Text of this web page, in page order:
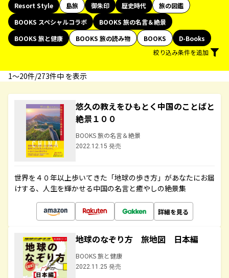
Resort Style
島旅 御朱印 歴史時代
旅の図鑑
BOOKS スペシャルコラボ
BOOKS 旅の名言＆絶景
BOOKS 旅と健康
BOOKS 旅の読み物 BOOKS
D-Books
絞り込み条件を追加
1〜20件/273件中 を表示
悠久の教えをひもとく中国のことばと
絶景１００
BOOKS 旅の名言＆絶景
2022.12.15 発売
世界を４０年以上歩いてきた「地球の歩き方」があなたにお届
けする、人生を輝かせる中国の名言と癒やしの絶景集
詳細を見る
地球のなぞり方 旅地図 日本編
BOOKS 旅と健康
2022.11.25 発売